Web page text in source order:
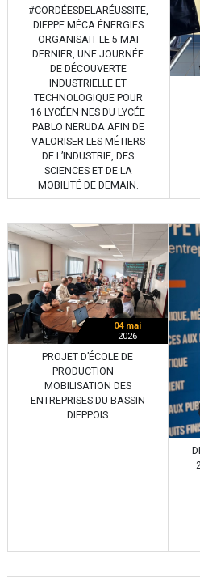
#CORDÉESDELARÉUSSITE,
DIEPPE MÉCA ÉNERGIES
ORGANISAIT LE 5 MAI
DERNIER, UNE JOURNÉE
DE DÉCOUVERTE
INDUSTRIELLE ET
TECHNOLOGIQUE POUR
16 LYCÉEN·NES DU LYCÉE
PABLO NERUDA AFIN DE
VALORISER LES MÉTIERS
DE L’INDUSTRIE, DES
SCIENCES ET DE LA
MOBILITÉ DE DEMAIN.
04 mai
2026
PROJET D’ÉCOLE DE
PRODUCTION –
MOBILISATION DES
ENTREPRISES DU BASSIN
DIEPPOIS